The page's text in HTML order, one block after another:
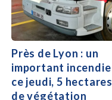
Près de Lyon : un
important incendie
ce jeudi, 5 hectares
de végétation